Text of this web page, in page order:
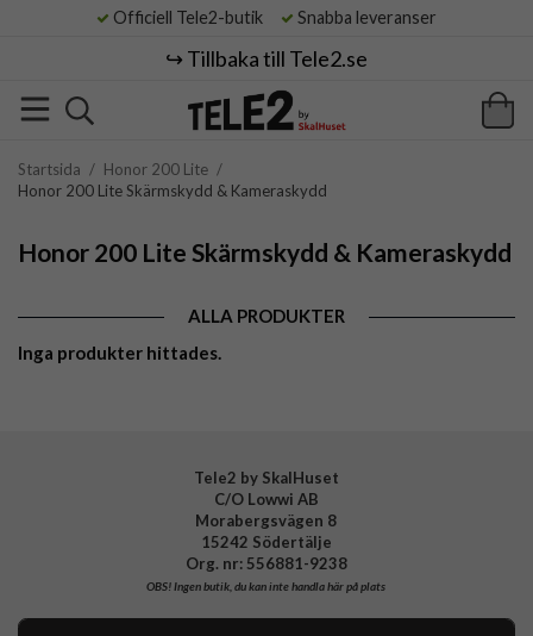
Officiell Tele2-butik Snabba leveranser
↪️ Tillbaka till Tele2.se
Startsida / Honor 200 Lite /
Honor 200 Lite Skärmskydd & Kameraskydd
Honor 200 Lite Skärmskydd & Kameraskydd
ALLA PRODUKTER
Inga produkter hittades.
Tele2 by SkalHuset
C/O Lowwi AB
Morabergsvägen 8
15242 Södertälje
Org. nr: 556881-9238
OBS!Ingen butik, du kan inte handla här på plats